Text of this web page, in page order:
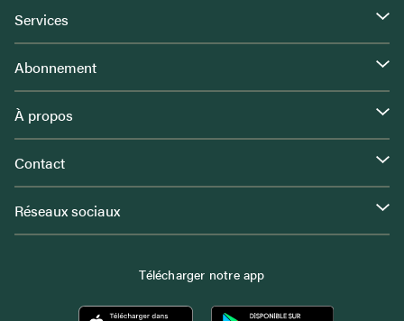
Services
Abonnement
À propos
Contact
Réseaux sociaux
Télécharger notre app